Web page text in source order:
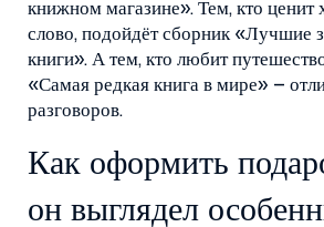
книжном магазине». Тем, кто ценит
слово, подойдёт сборник «Лучшие
книги». А тем, кто любит
«Самая редкая книга в мире» –
разговоров.
Как оформить
он выглядел